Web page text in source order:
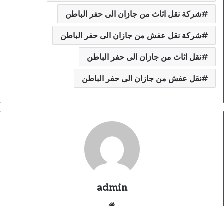
شركة نقل اثاث من جازان الى حفر الباطن
شركة نقل عفش من جازان الى حفر الباطن
نقل اثاث من جازان الى حفر الباطن
نقل عفش من جازان الى حفر الباطن
admin